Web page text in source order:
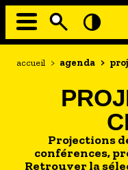
Aller
Navigation
EN MODE ECO
AU GRAND AIR
PASSEZ À TABLE
SOUS TOUTES
Fil
accueil > agenda >
Projections
conférences,
Retrouver la